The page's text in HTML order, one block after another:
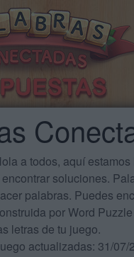
a todos, aquí
soluciones.
palabras. Puedes
por Word
letras de tu juego.
actualizadas: 31/07/